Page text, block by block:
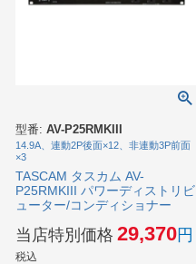
型番: AV-P25RMKIII
14.9A、連動2P後面×12、非連動3P前面
×3
TASCAM タスカム AV-
P25RMKIII パワーディストリビ
ューター/コンディショナー
当店特別価格 29,370
税込